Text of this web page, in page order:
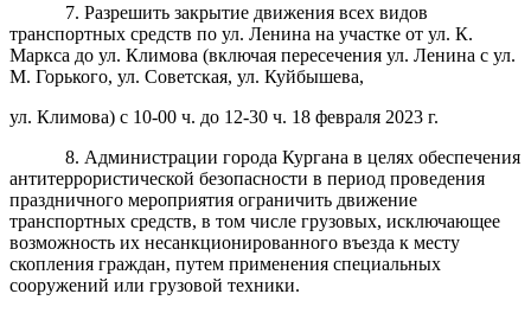
7. Разрешить закрытие движения всех видов
транспортных средств по ул. Ленина на участке от ул. К.
Маркса до ул. Климова (включая пересечения ул. Ленина с ул.
М. Горького, ул. Советская, ул. Куйбышева,
ул. Климова) с 10-00 ч. до 12-30 ч. 18 февраля 2023 г.
8. Администрации города Кургана в целях обеспечения
антитеррористической безопасности в период проведения
праздничного мероприятия ограничить движение
транспортных средств, в том числе грузовых, исключающее
возможность их несанкционированного въезда к месту
скопления граждан, путем применения специальных
сооружений или грузовой техники.